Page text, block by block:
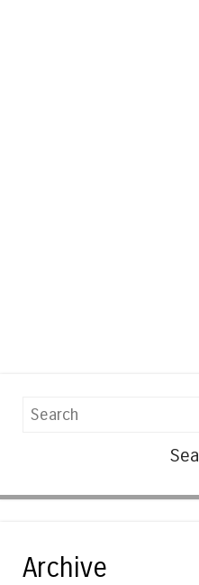
Search
Archive